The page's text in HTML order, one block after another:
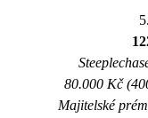
80.000 Kč
Majitelské